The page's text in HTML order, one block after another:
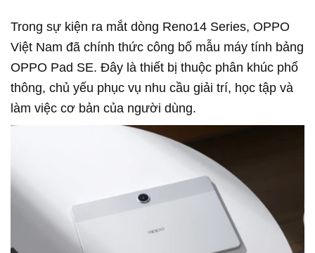
Trong sự kiện ra mắt dòng Reno14 Series, OPPO
Việt Nam đã chính thức công bố mẫu máy tính bảng
OPPO Pad SE. Đây là thiết bị thuộc phân khúc phổ
thông, chủ yếu phục vụ nhu cầu giải trí, học tập và
làm việc cơ bản của người dùng.